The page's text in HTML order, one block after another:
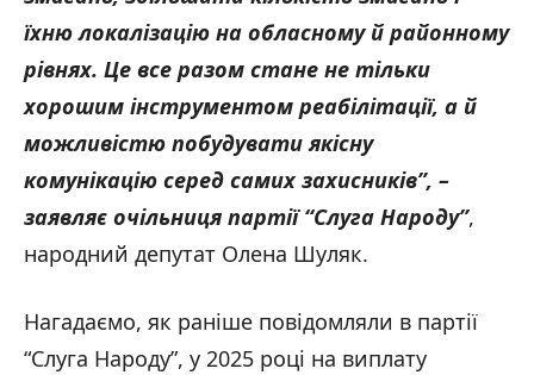
їхню локалізацію на обласному й районному
рівнях. Це все разом стане не тільки
хорошим інструментом реабілітації, а й
можливістю побудувати якісну
комунікацію серед самих захисників”, –
заявляє очільниця партії “Слуга Народу”,
народний депутат Олена Шуляк.
Нагадаємо, як раніше повідомляли в партії
“Слуга Народу”, у 2025 році на виплату